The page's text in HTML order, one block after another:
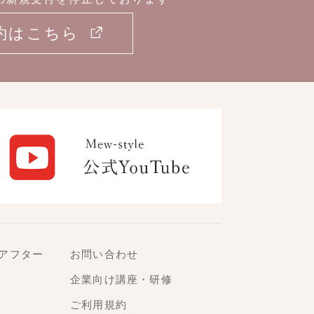
はこちら
フター お問い合わせ
企業向け講座・研修
ご利用規約